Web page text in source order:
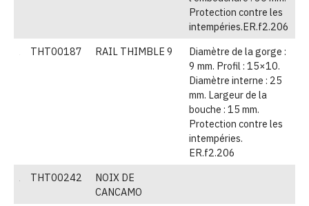
Protection contre les
intempéries.ER.f2.206
THT00187 RAIL THIMBLE 9
Diamètre de la gorge :
9 mm. Profil : 15×10.
Diamètre interne : 25
mm. Largeur de la
bouche : 15 mm.
Protection contre les
intempéries.
ER.f2.206
THT00242
NOIX DE
CANCAMO